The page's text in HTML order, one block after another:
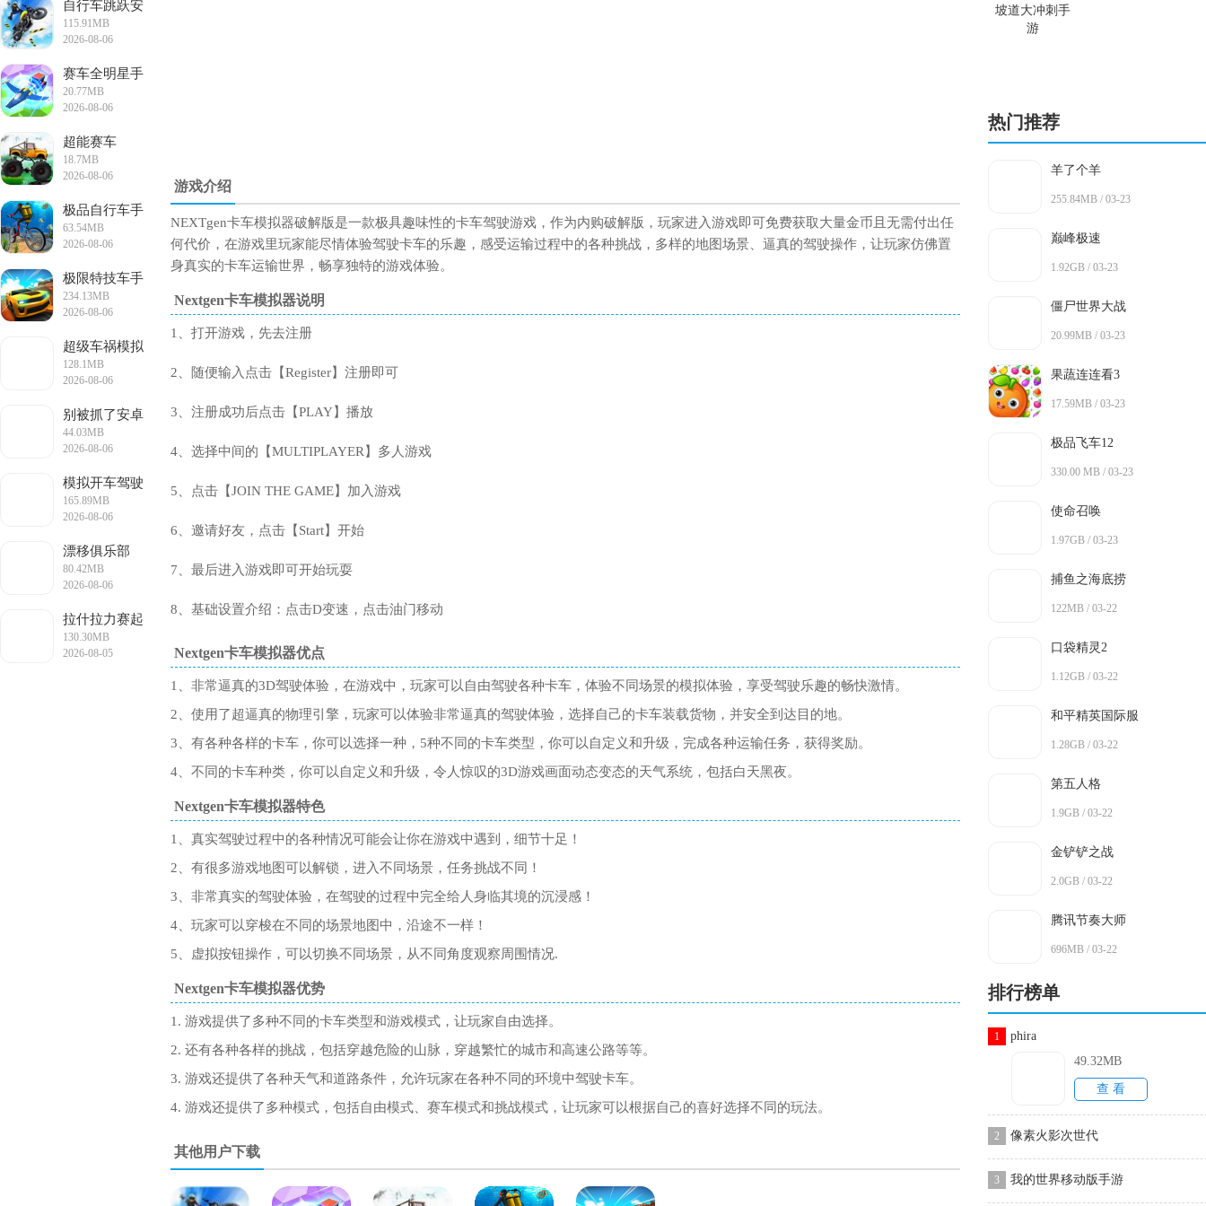
自行车跳跃安
卓版
115.91MB
2026-08-06
赛车全明星手
游
20.77MB
2026-08-06
超能赛车
18.7MB
2026-08-06
极品自行车手
游最新版
63.54MB
2026-08-06
极限特技车手
游
234.13MB
2026-08-06
超级车祸模拟
器
128.1MB
2026-08-06
别被抓了安卓
版
44.03MB
2026-08-06
模拟开车驾驶
训练手游
165.89MB
2026-08-06
漂移俱乐部
80.42MB
2026-08-06
拉什拉力赛起
源
130.30MB
2026-08-05
游戏介绍
NEXTgen卡车模拟器破解版是一款极具趣味性的卡车驾驶游戏，作为内购破解版，玩家进入游戏即可免费获取大量金币且无需付出任
何代价，在游戏里玩家能尽情体验驾驶卡车的乐趣，感受运输过程中的各种挑战，多样的地图场景、逼真的驾驶操作，让玩家仿佛置
身真实的卡车运输世界，畅享独特的游戏体验。
Nextgen卡车模拟器说明
1、打开游戏，先去注册
2、随便输入点击【Register】注册即可
3、注册成功后点击【PLAY】播放
4、选择中间的【MULTIPLAYER】多人游戏
5、点击【JOIN THE GAME】加入游戏
6、邀请好友，点击【Start】开始
7、最后进入游戏即可开始玩耍
8、基础设置介绍：点击D变速，点击油门移动
Nextgen卡车模拟器优点
1、非常逼真的3D驾驶体验，在游戏中，玩家可以自由驾驶各种卡车，体验不同场景的模拟体验，享受驾驶乐趣的畅快激情。
2、使用了超逼真的物理引擎，玩家可以体验非常逼真的驾驶体验，选择自己的卡车装载货物，并安全到达目的地。
3、有各种各样的卡车，你可以选择一种，5种不同的卡车类型，你可以自定义和升级，完成各种运输任务，获得奖励。
4、不同的卡车种类，你可以自定义和升级，令人惊叹的3D游戏画面动态变态的天气系统，包括白天黑夜。
Nextgen卡车模拟器特色
1、真实驾驶过程中的各种情况可能会让你在游戏中遇到，细节十足！
2、有很多游戏地图可以解锁，进入不同场景，任务挑战不同！
3、非常真实的驾驶体验，在驾驶的过程中完全给人身临其境的沉浸感！
4、玩家可以穿梭在不同的场景地图中，沿途不一样！
5、虚拟按钮操作，可以切换不同场景，从不同角度观察周围情况.
Nextgen卡车模拟器优势
1. 游戏提供了多种不同的卡车类型和游戏模式，让玩家自由选择。
2. 还有各种各样的挑战，包括穿越危险的山脉，穿越繁忙的城市和高速公路等等。
3. 游戏还提供了各种天气和道路条件，允许玩家在各种不同的环境中驾驶卡车。
4. 游戏还提供了多种模式，包括自由模式、赛车模式和挑战模式，让玩家可以根据自己的喜好选择不同的玩法。
其他用户下载
坡道大冲刺手
游
热门推荐
羊了个羊
255.84MB / 03-23
巅峰极速
1.92GB / 03-23
僵尸世界大战
20.99MB / 03-23
果蔬连连看3
17.59MB / 03-23
极品飞车12
330.00 MB / 03-23
使命召唤
1.97GB / 03-23
捕鱼之海底捞
122MB / 03-22
口袋精灵2
1.12GB / 03-22
和平精英国际服
1.28GB / 03-22
第五人格
1.9GB / 03-22
金铲铲之战
2.0GB / 03-22
腾讯节奏大师
696MB / 03-22
排行榜单
1
phira
49.32MB
查 看
2 像素火影次世代
3 我的世界移动版手游